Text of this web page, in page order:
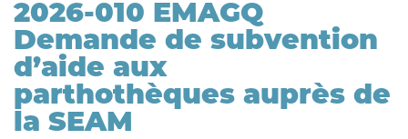
2026-010 EMAGQ
Demande de subvention
d’aide aux
parthothèques auprès de
la SEAM